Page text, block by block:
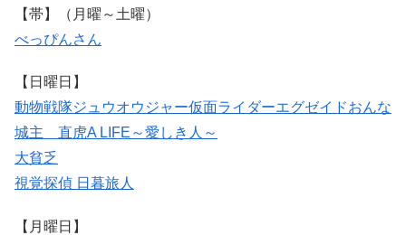
【帯】（月曜～土曜）
べっぴんさん
【日曜日】
動物戦隊ジュウオウジャー仮面ライダーエグゼイドおんな
城主 直虎A LIFE～愛しき人～
大貧乏
視覚探偵 日暮旅人
【月曜日】